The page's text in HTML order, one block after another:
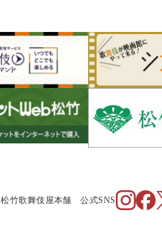
松竹歌舞伎屋本舗 公式SNS